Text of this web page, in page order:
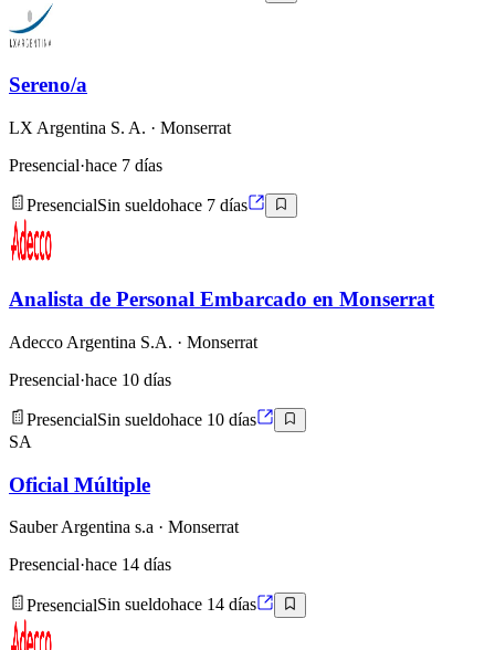
Sereno/a
LX Argentina S. A. · Monserrat
Presencial·hace 7 días
PresencialSin sueldohace 7 días
Analista de Personal Embarcado en Monserrat
Adecco Argentina S.A. · Monserrat
Presencial·hace 10 días
PresencialSin sueldohace 10 días
SA
Oficial Múltiple
Sauber Argentina s.a · Monserrat
Presencial·hace 14 días
PresencialSin sueldohace 14 días